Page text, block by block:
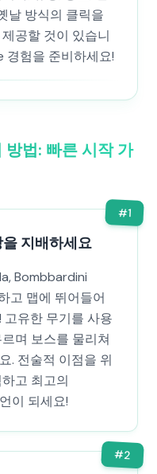
날 방식의 클릭을
공할 것이 있습니
경험을 준비하세요!
법: 빠른 시작 가
#1
지배하세요
Bombbardini
고 맵에 뛰어들어
고유한 무기를 사용
며 보스를 물리쳐
. 전술적 이점을 위
고 최고의
이 되세요!
#2